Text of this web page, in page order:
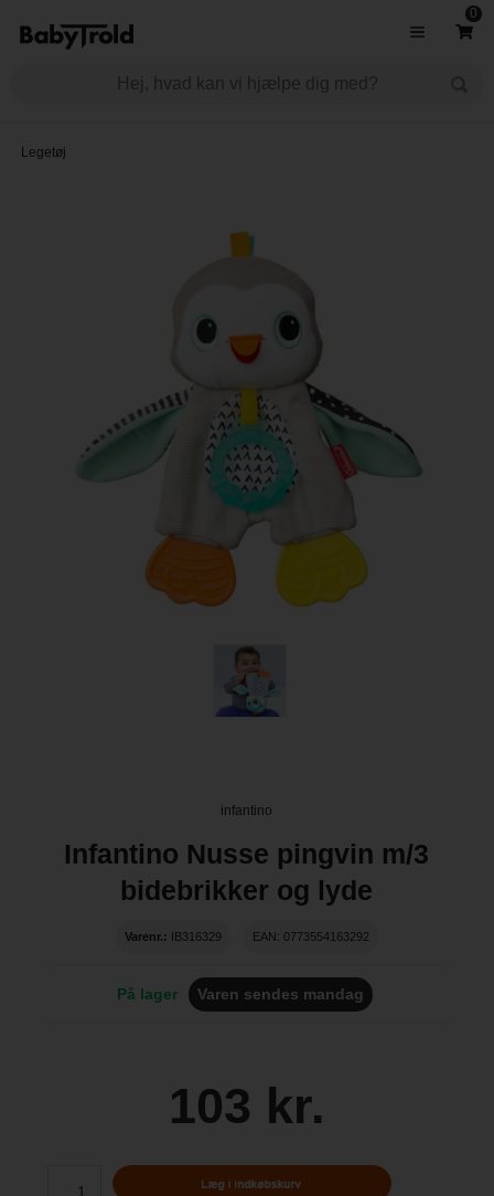
0
Legetøj
infantino
Infantino Nusse pingvin m/3
bidebrikker og lyde
Varenr.: IB316329 EAN: 0773554163292
På lager Varen sendes mandag
103 kr.